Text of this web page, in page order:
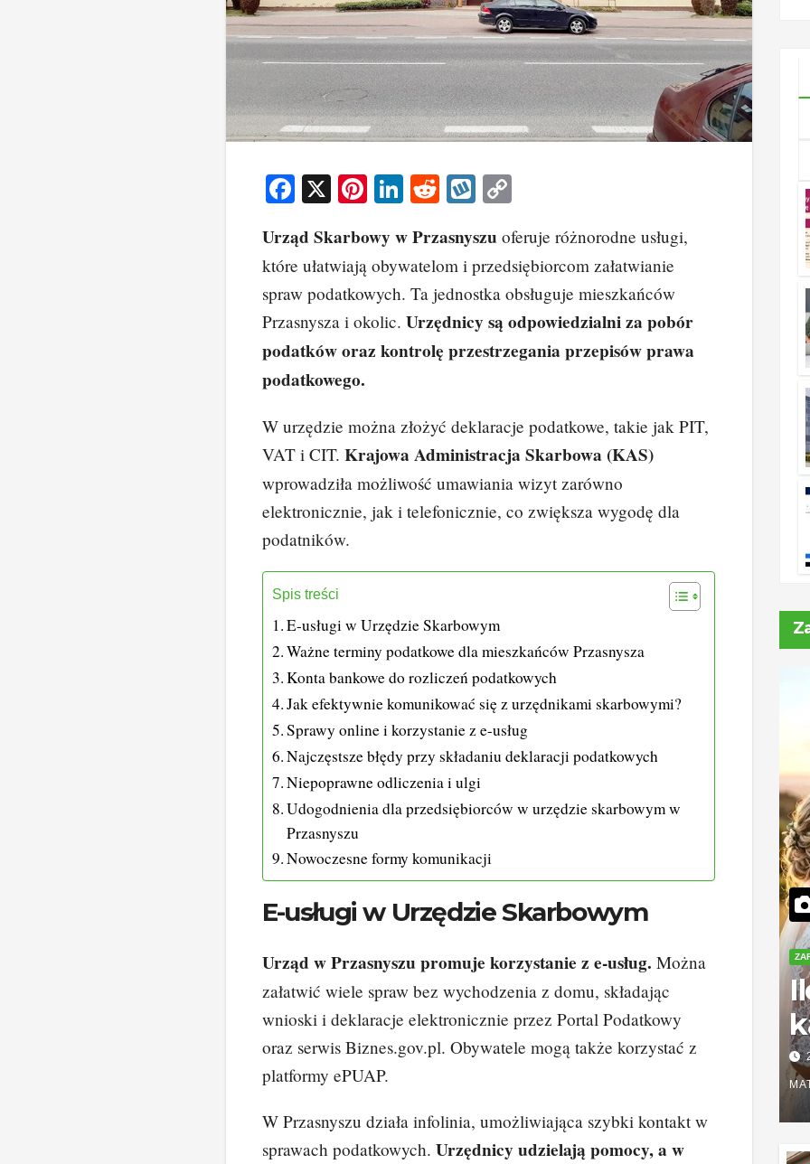
F
c
e
b
o
o
k
X
Pi
er
e
st
Li
k
e
dI
n
R
d
di
t
W
o
p
p
y
Li
n
k
Urząd Skarbowy w Przasnyszu oferuje różnorodne usługi,
które ułatwiają obywatelom i przedsiębiorcom załatwianie
spraw podatkowych. Ta jednostka obsługuje mieszkańców
Przasnysza i okolic. Urzędnicy są odpowiedzialni za pobór
podatków oraz kontrolę przestrzegania przepisów prawa
podatkowego.
W urzędzie można złożyć deklaracje podatkowe, takie jak PIT,
VAT i CIT. Krajowa Administracja Skarbowa (KAS)
wprowadziła możliwość umawiania wizyt zarówno
elektronicznie, jak i telefonicznie, co zwiększa wygodę dla
podatników.
Spis treści
E-usługi w Urzędzie Skarbowym
Ważne terminy podatkowe dla mieszkańców Przasnysza
Konta bankowe do rozliczeń podatkowych
Jak efektywnie komunikować się z urzędnikami skarbowymi?
Sprawy online i korzystanie z e-usług
Najczęstsze błędy przy składaniu deklaracji podatkowych
Niepoprawne odliczenia i ulgi
Udogodnienia dla przedsiębiorców w urzędzie skarbowym w
Przasnyszu
Nowoczesne formy komunikacji
E-usługi w Urzędzie Skarbowym
Urząd w Przasnyszu promuje korzystanie z e-usług. Można
załatwić wiele spraw bez wychodzenia z domu, składając
wnioski i deklaracje elektronicznie przez Portal Podatkowy
oraz serwis Biznes.gov.pl. Obywatele mogą także korzystać z
platformy ePUAP.
W Przasnyszu działa infolinia, umożliwiająca szybki kontakt w
sprawach podatkowych. Urzędnicy udzielają pomocy, a w
ny?
dla
biznesu